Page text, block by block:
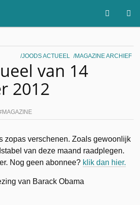
JOODS ACTUEEL MAGAZINE ARCHIEF
van 14
2012
MAGAZINE
zopas verschenen. Zoals gewoonlijk
van deze maand raadplegen.
Nog geen abonnee? klik dan hier.
van Barack Obama